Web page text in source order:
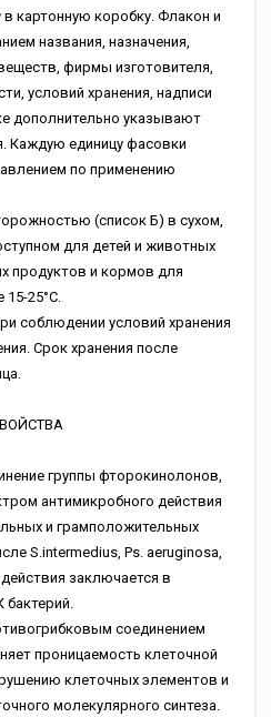
картонную коробку. Флакон и
названия, назначения,
фирмы изготовителя,
условий хранения, надписи
дополнительно указывают
Каждую единицу фасовки
по применению
(список Б) в сухом,
для детей и животных
продуктов и кормов для
15-25°С.
соблюдении условий хранения
Срок хранения после
группы фторокинолонов,
антимикробного действия
и грамположительных
S.intermedius, Ps. aeruginosa,
заключается в
бактерий.
соединением
проницаемость клеточной
клеточных элементов и
молекулярного синтеза.